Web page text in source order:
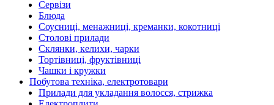
Сервізи
Блюда
Соусниці, менажниці, креманки, кокотниці
Столові прилади
Склянки, келихи, чарки
Тортівниці, фруктівниці
Чашки і кружки
Побутова техніка, електротовари
Прилади для укладання волосся, стрижка